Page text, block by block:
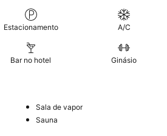
Estacionamento A/C
Bar no hotel Ginásio
Sala de vapor
Sauna